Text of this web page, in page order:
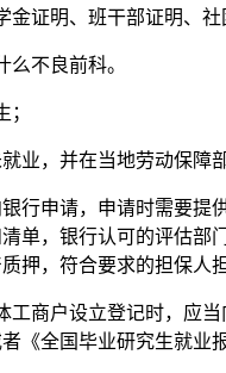
金证明、班干部证明、
么不良前科。
业，并在当地劳动保障
行申请，申请时需要提
单，银行认可的评估部
押，符合要求的担保人
工商户设立登记时，应
《全国毕业研究生就业